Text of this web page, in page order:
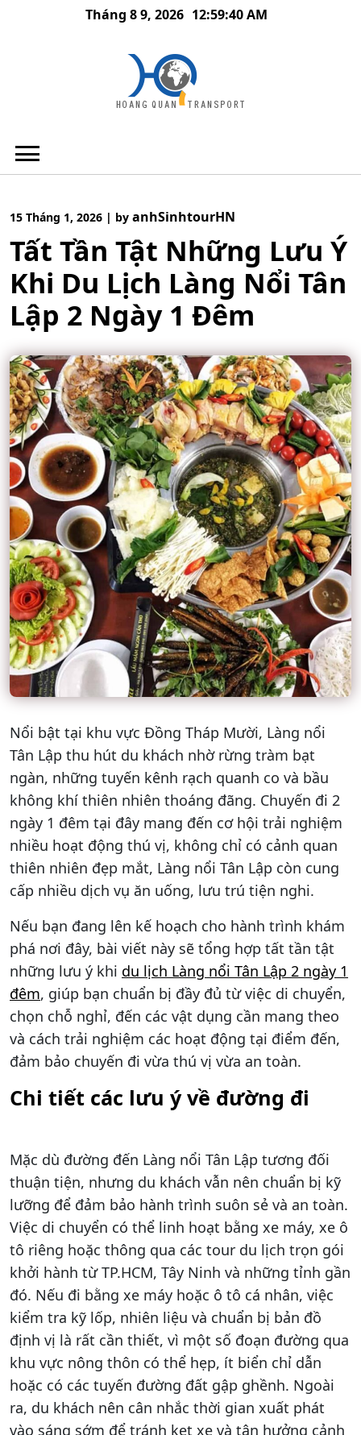
Tháng 8 9, 2026 12:59:41 AM
15 Tháng 1, 2026 | by anhSinhtourHN
Tất Tần Tật Những Lưu Ý
Khi Du Lịch Làng Nổi Tân
Lập 2 Ngày 1 Đêm
Nổi bật tại khu vực Đồng Tháp Mười, Làng nổi
Tân Lập thu hút du khách nhờ rừng tràm bạt
ngàn, những tuyến kênh rạch quanh co và bầu
không khí thiên nhiên thoáng đãng. Chuyến đi 2
ngày 1 đêm tại đây mang đến cơ hội trải nghiệm
nhiều hoạt động thú vị, không chỉ có cảnh quan
thiên nhiên đẹp mắt, Làng nổi Tân Lập còn cung
cấp nhiều dịch vụ ăn uống, lưu trú tiện nghi.
Nếu bạn đang lên kế hoạch cho hành trình khám
phá nơi đây, bài viết này sẽ tổng hợp tất tần tật
những lưu ý khi du lịch Làng nổi Tân Lập 2 ngày 1
đêm, giúp bạn chuẩn bị đầy đủ từ việc di chuyển,
chọn chỗ nghỉ, đến các vật dụng cần mang theo
và cách trải nghiệm các hoạt động tại điểm đến,
đảm bảo chuyến đi vừa thú vị vừa an toàn.
Chi tiết các lưu ý về đường đi
Mặc dù đường đến Làng nổi Tân Lập tương đối
thuận tiện, nhưng du khách vẫn nên chuẩn bị kỹ
lưỡng để đảm bảo hành trình suôn sẻ và an toàn.
Việc di chuyển có thể linh hoạt bằng xe máy, xe ô
tô riêng hoặc thông qua các tour du lịch trọn gói
khởi hành từ TP.HCM, Tây Ninh và những tỉnh gần
đó. Nếu đi bằng xe máy hoặc ô tô cá nhân, việc
kiểm tra kỹ lốp, nhiên liệu và chuẩn bị bản đồ
định vị là rất cần thiết, vì một số đoạn đường qua
khu vực nông thôn có thể hẹp, ít biển chỉ dẫn
hoặc có các tuyến đường đất gập ghềnh. Ngoài
ra, du khách nên cân nhắc thời gian xuất phát
vào sáng sớm để tránh kẹt xe và tận hưởng cảnh